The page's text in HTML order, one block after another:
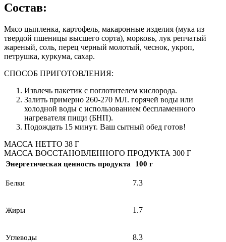
Состав:
Мясо цыпленка, картофель, макаронные изделия (мука из
твердой пшеницы высшего сорта), морковь, лук репчатый
жареный, соль, перец черный молотый, чеснок, укроп,
петрушка, куркума, сахар.
СПОСОБ ПРИГОТОВЛЕНИЯ:
Извлечь пакетик с поглотителем кислорода.
Залить примерно 260-270 МЛ. горячей воды или
холодной воды с использованием беспламенного
нагревателя пищи (БНП).
Подождать 15 минут. Ваш сытный обед готов!
МАССА НЕТТО 38 Г
МАССА ВОССТАНОВЛЕННОГО ПРОДУКТА 300 Г
Энергетическая ценность продукта 100 г
Белки 7.3
Жиры 1.7
Углеводы 8.3